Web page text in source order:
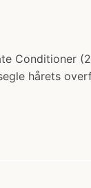
Conditioner
hårets